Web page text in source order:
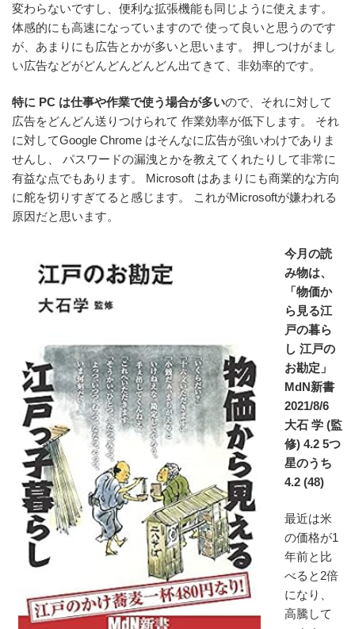
変わらないですし、便利な拡張機能も同じように使えます。
体感的にも高速になっていますので 使って良いと思うのです
が、あまりにも広告とかが多いと思います。 押しつけがまし
い広告などがどんどんどんどん出てきて、非効率的です。
特に PC は仕事や作業で使う場合が多いので、それに対して
広告をどんどん送りつけられて 作業効率が低下します。 それ
に対してGoogle Chrome はそんなに広告が強いわけでありま
せんし、 パスワードの漏洩とかを教えてくれたりして非常に
有益な点でもあります。 Microsoft はあまりにも商業的な方向
に舵を切りすぎてると感じます。 これがMicrosoftが嫌われる
原因だと思います。
今月の読
み物は、
「物価か
ら見る江
戸の暮ら
し 江戸の
お勘定」
MdN新書
2021/8/6
大石 学 (監
修) 4.2 5つ
星のうち
4.2 (48)
最近は米
の価格が1
年前と比
べると2倍
になり、
高騰して